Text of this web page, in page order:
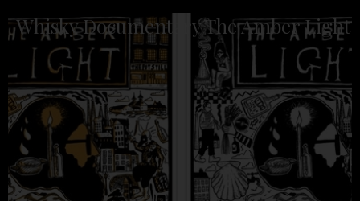
Whisky Documentary The Amber Light